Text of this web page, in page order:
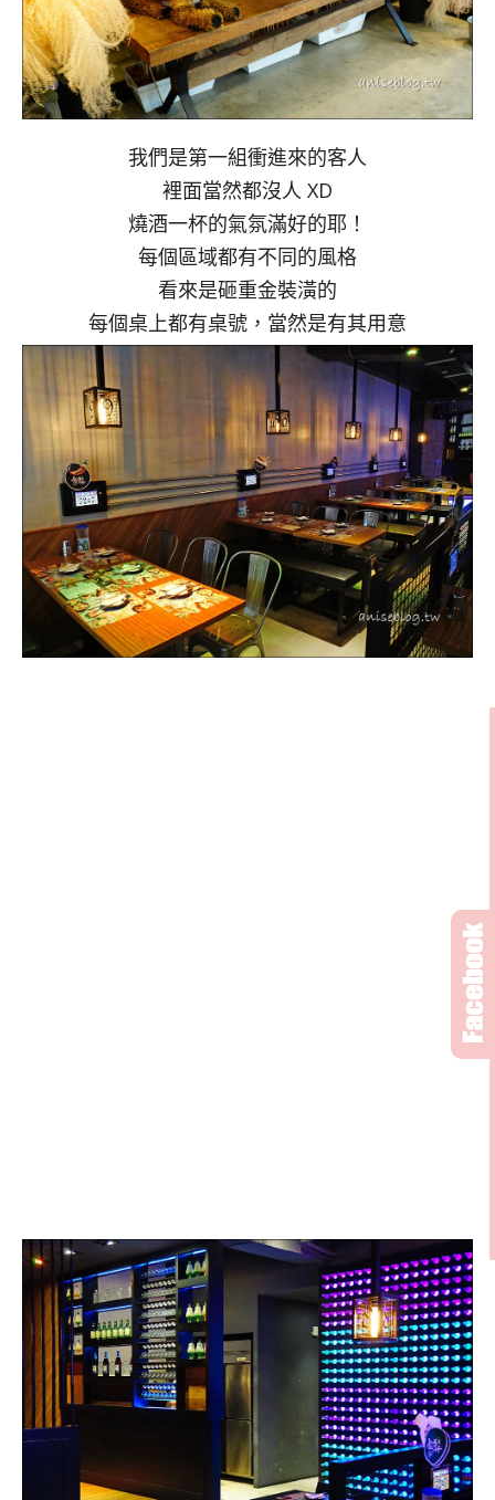
我們是第一組衝進來的客人
裡面當然都沒人 XD
燒酒一杯的氣氛滿好的耶！
每個區域都有不同的風格
看來是砸重金裝潢的
每個桌上都有桌號，當然是有其用意